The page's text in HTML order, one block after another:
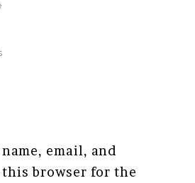
name, email, and
browser for the